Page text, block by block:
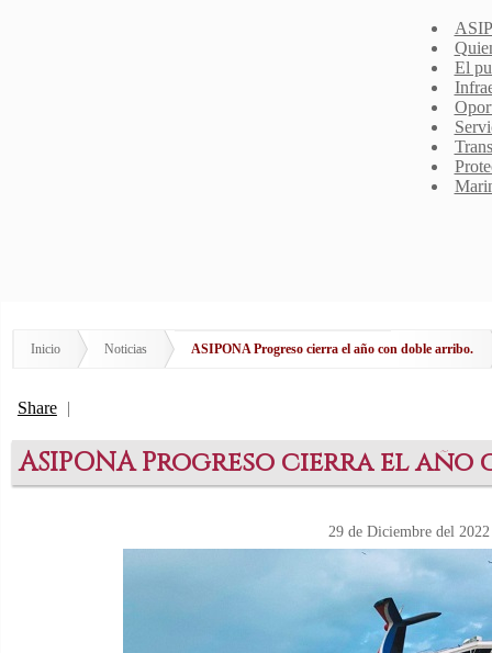
El
Inicio Noticias ASIPONA Progreso cierra el año con doble arribo.
Share |
ASIPONA Progreso cierra el
29 de Diciembre del 2022